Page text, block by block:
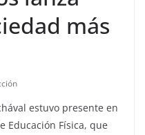
más
estuvo presente en
Educación Física, que